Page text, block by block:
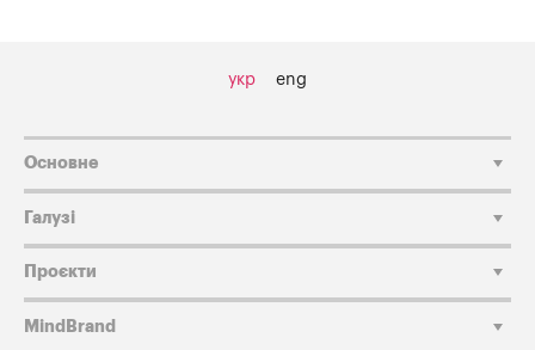
укр eng
Основне
Галузі
Проєкти
MindBrand